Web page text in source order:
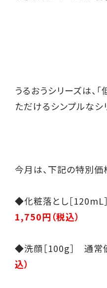
うるおうシリーズは、
ただけるシンプルなシ
今月は、下記の特別価
◆化粧落とし［
1,750円（税込）
◆洗顔［100g］ 通
込）